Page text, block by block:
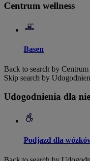
Centrum wellness
Basen
Back to search by
Skip search by
Udogodnienia dla
Podjazd dla